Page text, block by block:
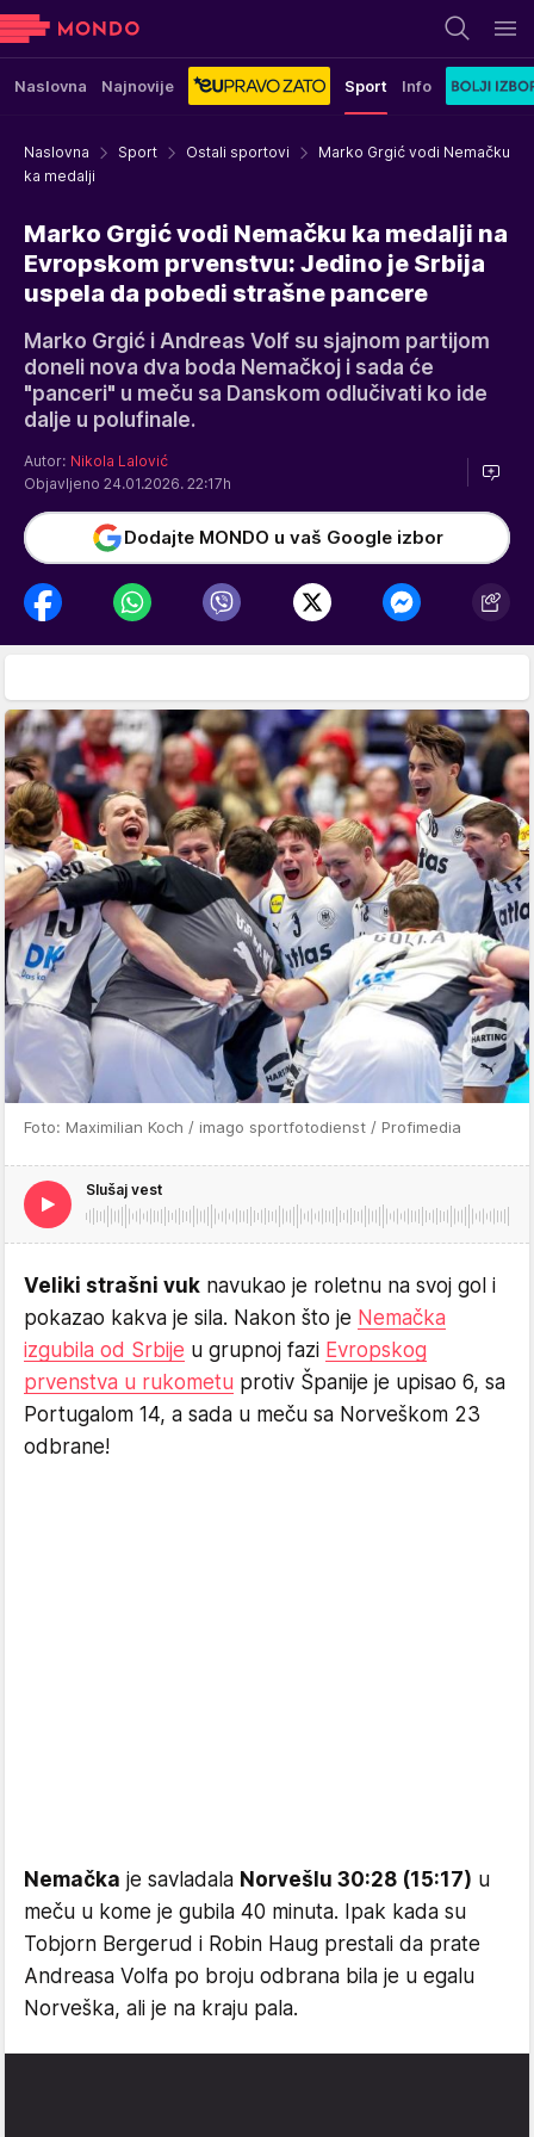
Naslovna Najnovije Sport Info
Naslovna Sport Ostali sportovi
Marko Grgić vodi Nemačku
ka medalji
Marko Grgić vodi Nemačku ka medalji na
Evropskom prvenstvu: Jedino je Srbija
uspela da pobedi strašne pancere
Marko Grgić i Andreas Volf su sjajnom partijom
doneli nova dva boda Nemačkoj i sada će
"panceri" u meču sa Danskom odlučivati ko ide
dalje u polufinale.
Autor: Nikola Lalović
Objavljeno 24.01.2026. 22:17h
Dodajte MONDO u vaš Google izbor
Foto: Maximilian Koch / imago sportfotodienst / Profimedia
Slušaj vest
Veliki strašni vuk navukao je roletnu na svoj gol i
pokazao kakva je sila. Nakon što je Nemačka
izgubila od Srbije u grupnoj fazi Evropskog
prvenstva u rukometu protiv Španije je upisao 6, sa
Portugalom 14, a sada u meču sa Norveškom 23
odbrane!
Nemačka je savladala Norvešlu 30:28 (15:17) u
meču u kome je gubila 40 minuta. Ipak kada su
Tobjorn Bergerud i Robin Haug prestali da prate
Andreasa Volfa po broju odbrana bila je u egalu
Norveška, ali je na kraju pala.